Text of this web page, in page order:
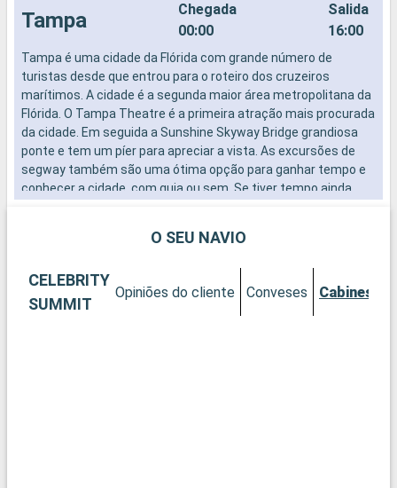
Tampa
Chegada
00:00
Salida
16:00
Tampa é uma cidade da Flórida com grande número de
turistas desde que entrou para o roteiro dos cruzeiros
marítimos. A cidade é a segunda maior área metropolitana da
Flórida. O Tampa Theatre é a primeira atração mais procurada
da cidade. Em seguida a Sunshine Skyway Bridge grandiosa
ponte e tem um píer para apreciar a vista. As excursões de
segway também são uma ótima opção para ganhar tempo e
conhecer a cidade, com guia ou sem. Se tiver tempo ainda
pé, e você poderá apreciar a bela arquitetura da cidade ou
O SEU NAVIO
CELEBRITY
SUMMIT
Opiniões do cliente Conveses Cabines